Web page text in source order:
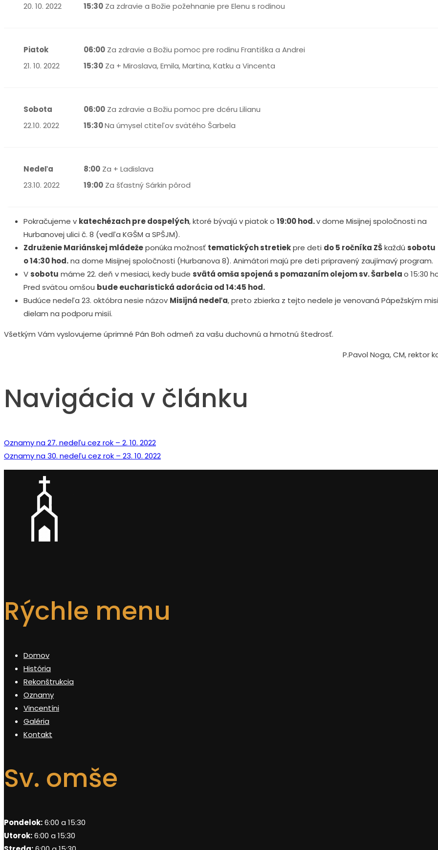
20. 10. 2022
15:30 Za zdravie a Božie požehnanie pre Elenu s rodinou
Piatok
21. 10. 2022
06:00 Za zdravie a Božiu pomoc pre rodinu Františka a Andrei
15:30 Za + Miroslava, Emila, Martina, Katku a Vincenta
Sobota
22.10. 2022
06:00 Za zdravie a Božiu pomoc pre dcéru Lilianu
15:30Na úmysel ctiteľov svätého Šarbela
Nedeľa
23.10. 2022
8:00 Za + Ladislava
19:00 Za šťastný Sárkin pôrod
Pokračujeme v katechézach pre dospelých, ktoré bývajú v piatok o 19:00 hod.v dome Misijnej spoločnosti na
Hurbanovej ulici č. 8 (vedľa KGŠM a SPŠJM).
Združenie Mariánskej mládežeponúka možnosť tematických stretiekpre deti do 5 ročníka ZŠkaždú sobotu
o 14:30 hod.na dome Misijnej spoločnosti (Hurbanova 8). Animátori majú pre deti pripravený zaujímavý program.
V sobotu máme 22. deň v mesiaci, kedy bude svätá omša spojená s pomazaním olejom sv. Šarbelao 15:30
Pred svätou omšou bude eucharistická adorácia od 14:45 hod.
Budúce nedeľa 23. októbra nesie názov Misijná nedeľa, preto zbierka z tejto nedele je venovaná Pápežským
dielam na podporu misií.
Všetkým Vám vyslovujeme úprimné Pán Boh odmeň za vašu duchovnú a hmotnú štedrosť.
P.Pavol Noga, CM, rektor
Navigácia v článku
Oznamy na 27. nedeľu cez rok – 2. 10. 2022
Oznamy na 30. nedeľu cez rok – 23. 10. 2022
Rýchle menu
Domov
História
Rekonštrukcia
Oznamy
Vincentíni
Galéria
Kontakt
Sv. omše
Pondelok:6:00 a 15:30
Utorok:6:00 a 15:30